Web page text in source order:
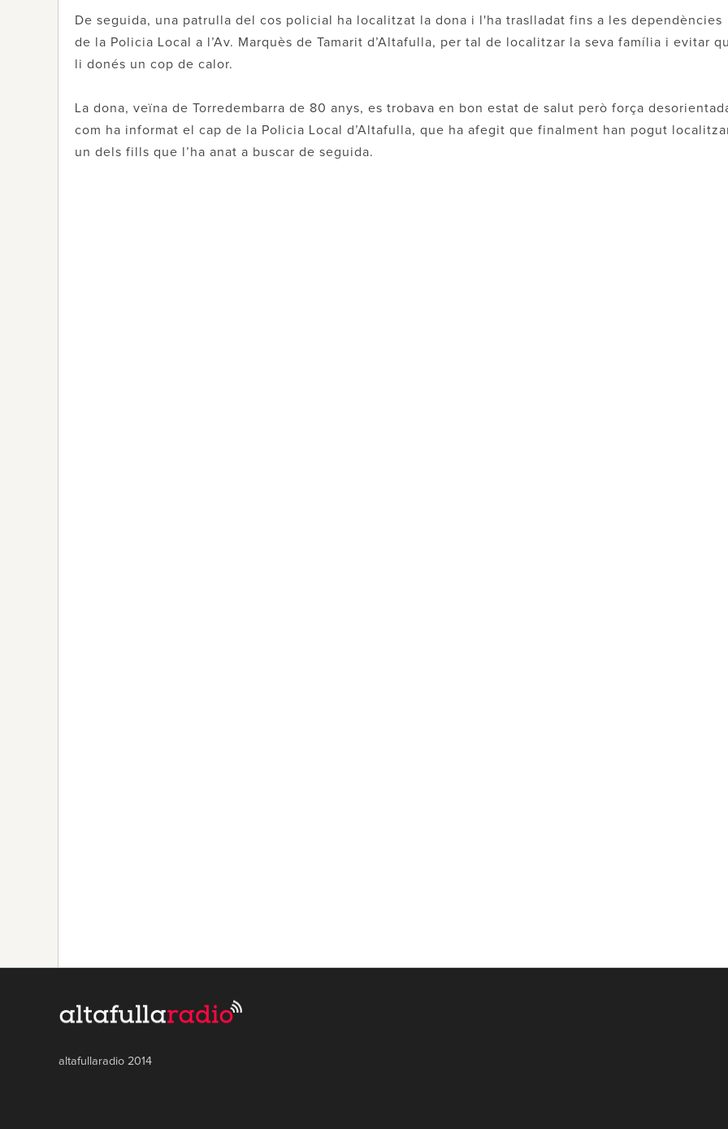
De seguida, una patrulla del cos policial ha localitzat la dona i l'ha traslladat fins a les dependències
de la Policia Local a l’Av. Marquès de Tamarit d’Altafulla, per tal de localitzar la seva família i evitar
li donés un cop de calor.
La dona, veïna de Torredembarra de 80 anys, es trobava en bon estat de salut però força
com ha informat el cap de la Policia Local d’Altafulla, que ha afegit que finalment han pogut
un dels fills que l’ha anat a buscar de seguida.
altafullaradio 2014